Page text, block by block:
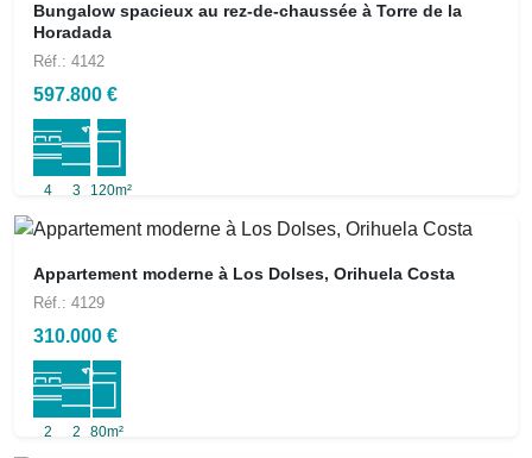
Bungalow spacieux au rez-de-chaussée à Torre de la
Horadada
Réf.: 4142
597.800 €
4 3 120m²
Appartement moderne à Los Dolses, Orihuela Costa
Réf.: 4129
310.000 €
2 2 80m²